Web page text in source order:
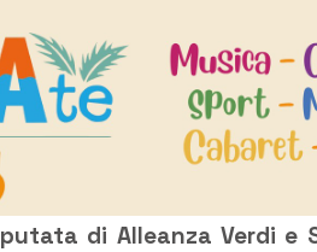
di Alleanza Verdi e